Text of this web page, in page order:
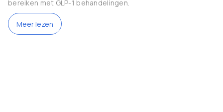
bereiken met GLP-1 behandelingen.
Meer lezen